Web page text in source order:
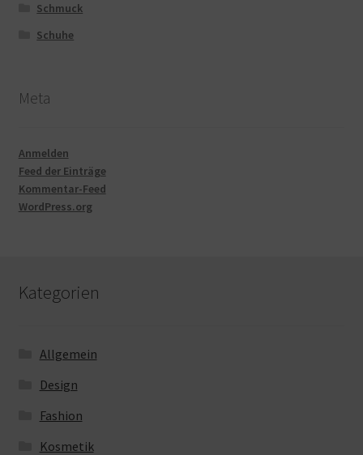
Schmuck
Schuhe
Meta
Anmelden
Feed der Einträge
Kommentar-Feed
WordPress.org
Kategorien
Allgemein
Design
Fashion
Kosmetik